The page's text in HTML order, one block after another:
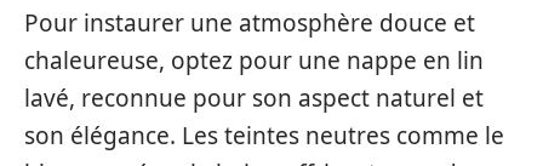
Pour instaurer une atmosphère douce et
chaleureuse, optez pour une nappe en lin
lavé, reconnue pour son aspect naturel et
son élégance. Les teintes neutres comme le